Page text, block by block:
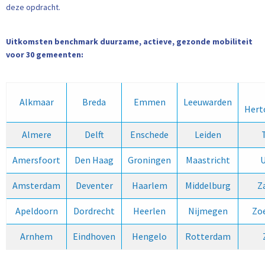
deze opdracht.
Uitkomsten benchmark duurzame, actieve, gezonde mobiliteit
voor 30 gemeenten:
Alkmaar Breda Emmen Leeuwarden
Almere Delft Enschede Leiden
Amersfoort Den Haag Groningen Maastricht
Amsterdam Deventer Haarlem Middelburg
Apeldoorn Dordrecht Heerlen Nijmegen
Arnhem Eindhoven Hengelo Rotterdam